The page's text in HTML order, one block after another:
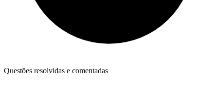
Questões resolvidas e comentadas